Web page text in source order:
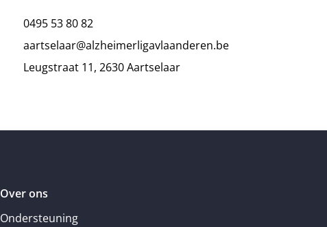
0495 53 80 82
aartselaar@alzheimerligavlaanderen.be
Leugstraat 11, 2630 Aartselaar
Over ons
Ondersteuning